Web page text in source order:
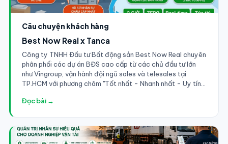
Câu chuyện khách hàng
Best Now Real x Tanca
Công ty TNHH Đầu tư Bất động sản Best Now Real chuyên
phân phối các dự án BĐS cao cấp từ các chủ đầu tư lớn
như Vingroup, vận hành đội ngũ sales và telesales tại
TP.HCM với phương châm "Tốt nhất - Nhanh nhất - Uy tín
thường xuyên phải đi thực địa dự án, gặp gỡ đối tác tại
hơn bao giờ hết.
Đọc bài →